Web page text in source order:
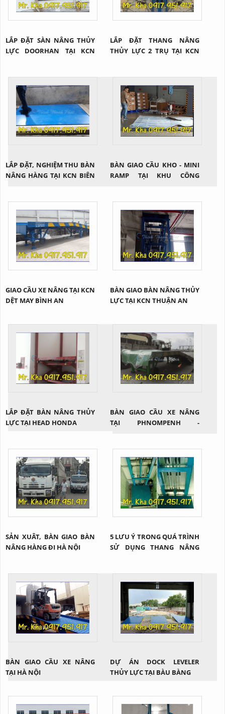
LẮP ĐẶT SÀN NÂNG THỦY
LỰC DOORHAN TẠI KCN
LẮP ĐẶT THANG NÂNG
THỦY LỰC 2 TRỤ TẠI KCN
LẮP ĐẶT, NGHIỆM THU BÀN
NÂNG HÀNG TẠI KCN BIÊN
BÀN GIAO CẦU KHO - MINI
RAMP TẠI KHU CÔNG
GIAO CẦU XE NÂNG TẠI KCN
DỆT MAY BÌNH AN
BÀN GIAO BÀN NÂNG THỦY
LỰC TẠI KCN THUẬN AN
LẮP ĐẶT BÀN NÂNG THỦY
LỰC TẠI HEAD HONDA
BÀN GIAO CẦU XE NÂNG
TẠI PHNOMPENH -
SẢN XUÂT, BÀN GIAO BÀN
NÂNG HÀNG ĐI HÀ NỘI
5 LƯU Ý TRONG QUÁ TRÌNH
SỬ DỤNG THANG NÂNG
BÀN GIAO CẦU XE NÂNG
TẠI HÀ NỘI
DỰ ÁN DOCK LEVELER
THỦY LỰC TẠI BÀU BÀNG